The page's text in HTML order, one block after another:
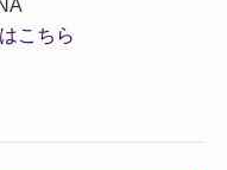
こちら